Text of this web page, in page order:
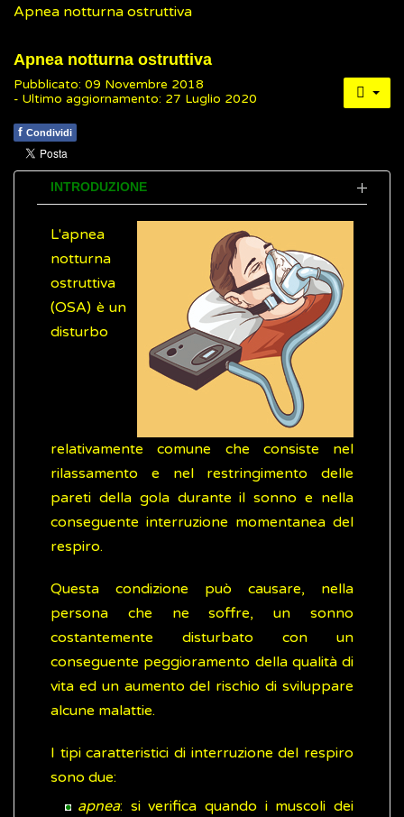
Apnea notturna ostruttiva
Apnea notturna ostruttiva
Pubblicato: 09 Novembre 2018
- Ultimo aggiornamento: 27 Luglio 2020
f Condividi
INTRODUZIONE
L'apnea
notturna
ostruttiva
(OSA) è un
disturbo
relativamente comune che consiste nel
rilassamento e nel restringimento delle
pareti della gola durante il sonno e nella
conseguente interruzione momentanea del
respiro.
Questa condizione può causare, nella
persona che ne soffre, un sonno
costantemente disturbato con un
conseguente peggioramento della qualità di
vita ed un aumento del rischio di sviluppare
alcune malattie.
I tipi caratteristici di interruzione del respiro
sono due:
apnea: si verifica quando i muscoli dei